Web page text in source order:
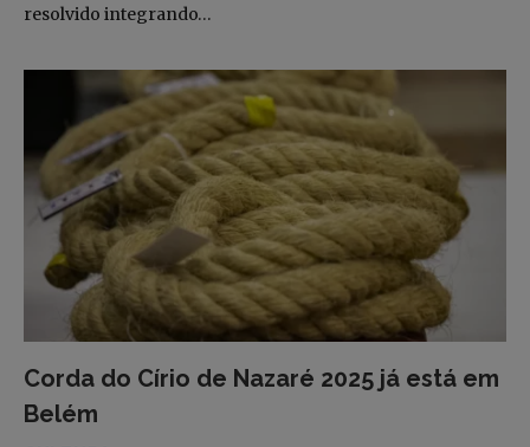
resolvido integrando…
Corda do Círio de Nazaré 2025 já está em
Belém